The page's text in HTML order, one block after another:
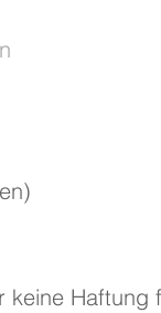
keine Haftung